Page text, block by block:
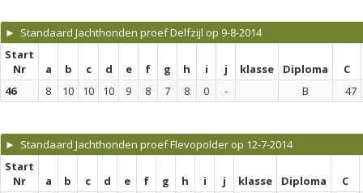
► Standaard Jachthonden proef Delfzijl op 9-8-2014
Start
Nr
a b c d e f g h i j klasse Diploma
C
46
8 10 10 10 9 8 7 8 0 - B 47
► Standaard Jachthonden proef Flevopolder op 12-7-2014
Start
Nr
a b c d e f g h i j klasse Diploma
C